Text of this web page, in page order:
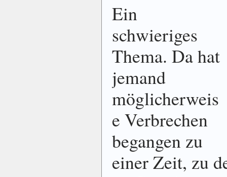
Ein
schwieriges
Thema. Da hat
jemand
möglicherweis
e Verbrechen
begangen zu
einer Zeit, zu